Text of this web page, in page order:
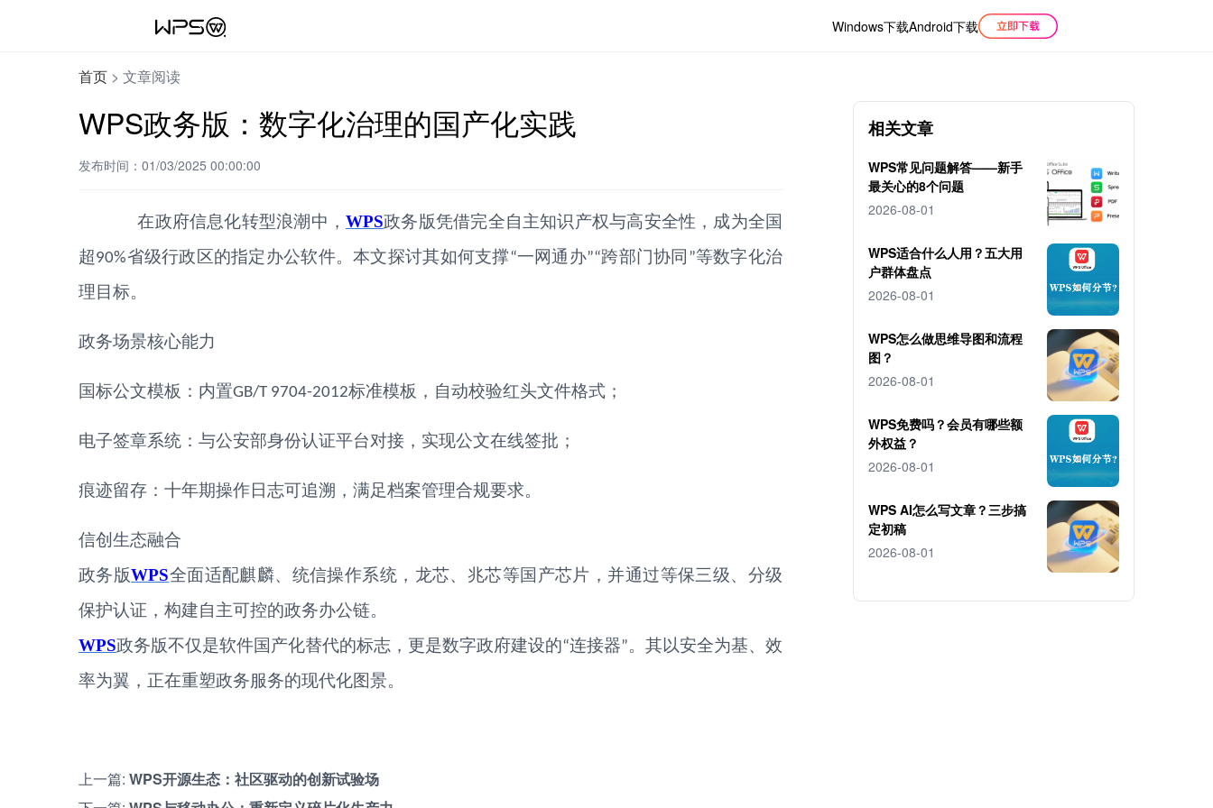
Windows下载Android下载
首页 > 文章阅读
WPS政务版：数字化治理的国产化实践
发布时间：01/03/2025 00:00:00
在政府信息化转型浪潮中， WPS政务版凭借完全自主知识产权与高安全性，成为全国
超90%省级行政区的指定办公软件。本文探讨其如何支撑“一网通办”“跨部门协同 ”等数字化治
理目标。
政务场景核心能力
国标公文模板：内置GB/T 9704-2012标准模板，自动校验红头文件格式；
电子签章系统：与公安部身份认证平台对接，实现公文在线签批；
痕迹留存：十年期操作日志可追溯，满足档案管理合规要求。
信创生态融合
政务版WPS全面适配麒麟、统信操作系统，龙芯、兆芯等国产芯片，并通过等保三级、分级
保护认证，构建自主可控的政务办公链。
WPS政务版不仅是软件国产化替代的标志，更是数字政府建设的“连接器”。其以安全为基、效
率为翼，正在重塑政务服务的现代化图景。
上一篇: WPS开源生态：社区驱动的创新试验场
相关文章
WPS常见问题解答——新手
最关心的8个问题
2026-08-01
WPS适合什么人用？五大用
户群体盘点
2026-08-01
WPS怎么做思维导图和流程
图？
2026-08-01
WPS免费吗？会员有哪些额
外权益？
2026-08-01
WPS AI怎么写文章？三步搞
定初稿
2026-08-01